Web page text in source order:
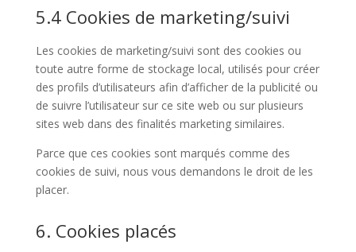
5.4 Cookies de marketing/suivi
Les cookies de marketing/suivi sont des cookies ou
toute autre forme de stockage local, utilisés pour créer
des profils d’utilisateurs afin d’afficher de la publicité ou
de suivre l’utilisateur sur ce site web ou sur plusieurs
sites web dans des finalités marketing similaires.
Parce que ces cookies sont marqués comme des
cookies de suivi, nous vous demandons le droit de les
placer.
6. Cookies placés